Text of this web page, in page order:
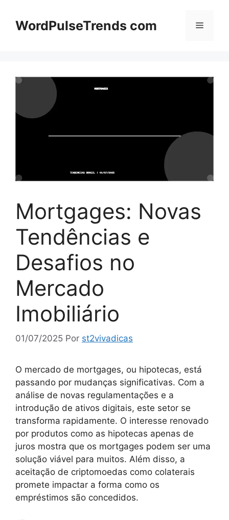
paraWordPulseTrends com Menu
Mortgages: Novas
Tendências e
Desafios no
Mercado
Imobiliário
01/07/2025 Por st2vivadicas
O mercado de mortgages, ou hipotecas, está
passando por mudanças significativas. Com a
análise de novas regulamentações e a
introdução de ativos digitais, este setor se
transforma rapidamente. O interesse renovado
por produtos como as hipotecas apenas de
juros mostra que os mortgages podem ser uma
solução viável para muitos. Além disso, a
aceitação de criptomoedas como colaterais
promete impactar a forma como os
empréstimos são concedidos.